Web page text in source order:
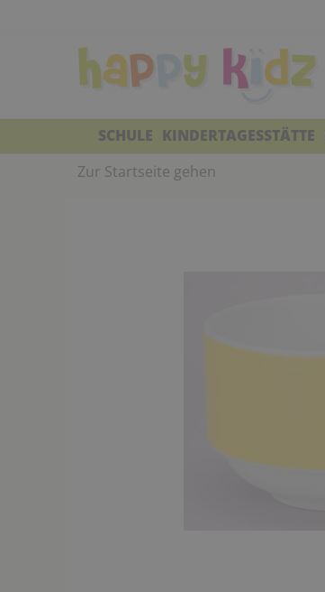
SCHULE KINDERTAGESSTÄTTE
Zur Startseite gehen